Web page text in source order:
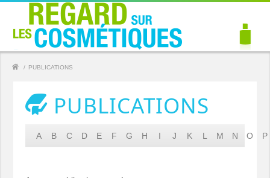
/ PUBLICATIONS
PUBLICATIONS
A B C D E F G H I J K L M N O P